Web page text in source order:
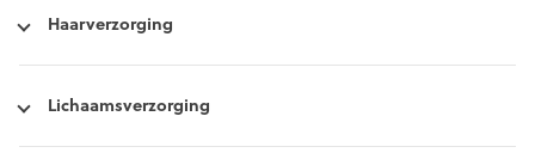
Haarverzorging
Lichaamsverzorging